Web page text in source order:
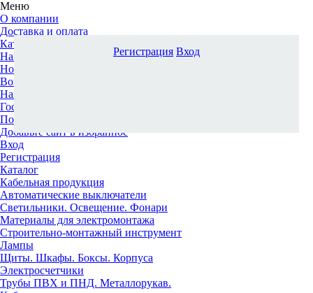
Меню
О компании
Доставка и оплата
Каталог
Наши офисы
Новости и новинки
Вопрос-ответ
Наша команда
Гос. заказчикам
Поставщикам
Добавьте сайт в избранное
Вход
Регистрация
Каталог
Кабельная продукция
Автоматические выключатели
Светильники. Освещение. Фонари
Материалы для электромонтажа
Строительно-монтажный инструмент
Лампы
Щиты. Шкафы. Боксы. Корпуса
Электросчетчики
Трубы ПВХ и ПНД. Металлорукав.
Регистрация Вход